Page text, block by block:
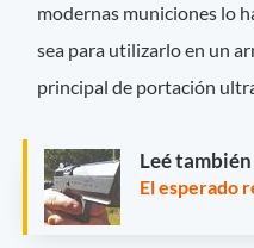
modernas municiones lo
sea para utilizarlo en un
principal de portación
Leé también
El esperado